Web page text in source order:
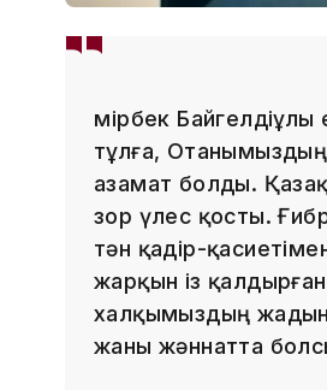
Өмірбек
тұлға,
азамат болды.
зор үлес қосты.
тән қадір-
жарқын із қалдырған
халқымыздың
жаны жәннатта